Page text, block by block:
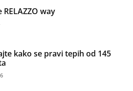
RELAZZO way
kako se pravi tepih od 145